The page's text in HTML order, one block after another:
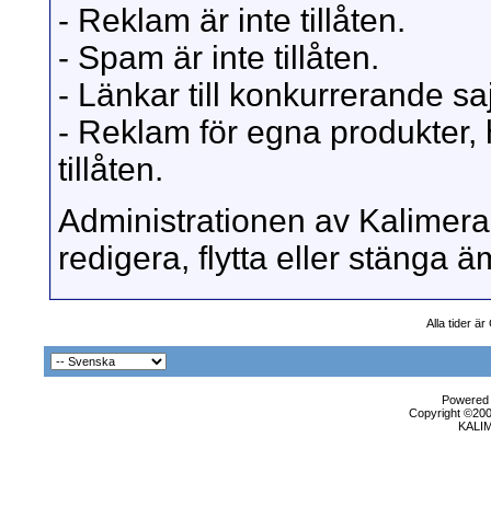
- Reklam är inte tillåten.
- Spam är inte tillåten.
- Länkar till konkurrerande
- Reklam för egna
tillåten.
Administrationen av
redigera, flytta eller stänga
Alla tider är
Copyright